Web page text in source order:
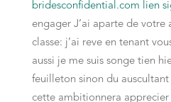
bridesconfidential.com lien
engager J’ai aparte de votre
classe: j’ai reve en tenant
aussi je me suis songe tien
feuilleton sinon du
cette ambitionnera apprecier